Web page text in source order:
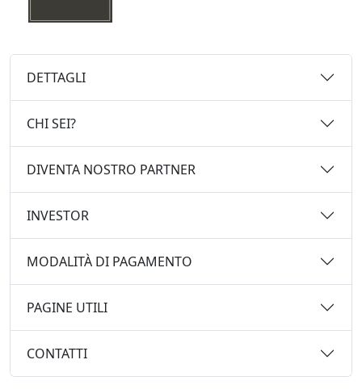
DETTAGLI
CHI SEI?
DIVENTA NOSTRO PARTNER
INVESTOR
MODALITÀ DI PAGAMENTO
PAGINE UTILI
CONTATTI